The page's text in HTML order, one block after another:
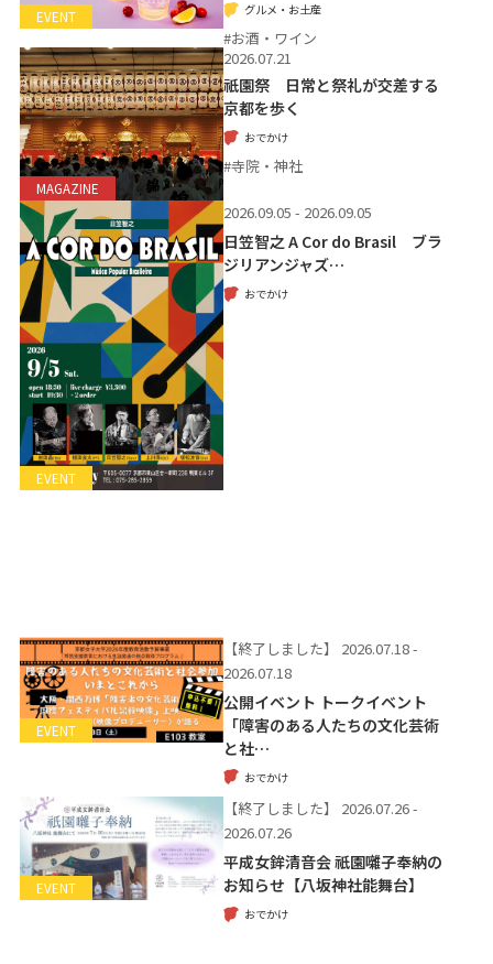
EVENT グルメ・お土産
#お酒・ワイン
MAGAZINE
2026.07.21
祇園祭 日常と祭礼が交差する
京都を歩く
おでかけ
#寺院・神社
EVENT
2026.09.05 - 2026.09.05
日笠智之 A Cor do Brasil ブラ
ジリアンジャズ…
おでかけ
EVENT
【終了しました】
2026.07.18 -
2026.07.18
公開イベント トークイベント
「障害のある人たちの文化芸術
と社…
おでかけ
EVENT
【終了しました】
2026.07.26 -
2026.07.26
平成女鉾清音会 祇園囃子奉納の
お知らせ【八坂神社能舞台】
おでかけ